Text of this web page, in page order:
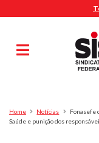
Pesquisa
Home Notícias
Fonasefe
Saúde e punição dos
MENU
Sindicalize-se
Jurídico